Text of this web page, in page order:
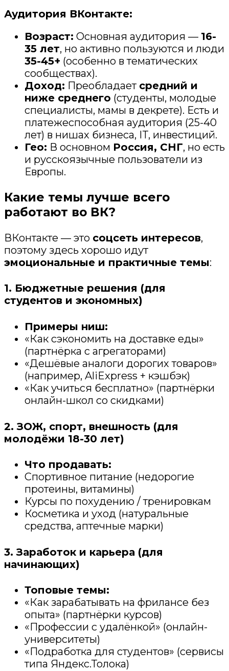
Аудитория ВКонтакте:
Возраст: Основная аудитория — 16-
35 лет, но активно пользуются и люди
35-45+ (особенно в тематических
сообществах).
Доход: Преобладает средний и
ниже среднего (студенты, молодые
специалисты, мамы в декрете). Есть и
платежеспособная аудитория (25-40
лет) в нишах бизнеса, IT, инвестиций.
Гео: В основном Россия, СНГ, но есть
и русскоязычные пользователи из
Европы.
Какие темы лучше всего
работают во ВК?
ВКонтакте — это соцсеть интересов,
поэтому здесь хорошо идут
эмоциональные и практичные темы:
1. Бюджетные решения (для
студентов и экономных)
Примеры ниш:
«Как сэкономить на доставке еды»
(партнёрка с агрегаторами)
«Дешёвые аналоги дорогих товаров»
(например, AliExpress + кэшбэк)
«Как учиться бесплатно» (партнёрки
онлайн-школ со скидками)
2. ЗОЖ, спорт, внешность (для
молодёжи 18-30 лет)
Что продавать:
Спортивное питание (недорогие
протеины, витамины)
Курсы по похудению / тренировкам
Косметика и уход (натуральные
средства, аптечные марки)
3. Заработок и карьера (для
начинающих)
Топовые темы:
«Как зарабатывать на фрилансе без
опыта» (партнёрки курсов)
«Профессии с удалёнкой» (онлайн-
университеты)
«Подработка для студентов» (сервисы
типа Яндекс.Толока)